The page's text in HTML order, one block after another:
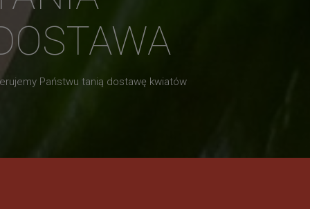
Państwu tanią dostawę kwiatów